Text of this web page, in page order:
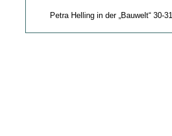
Petra Helling in der „Bauwelt“ 30-